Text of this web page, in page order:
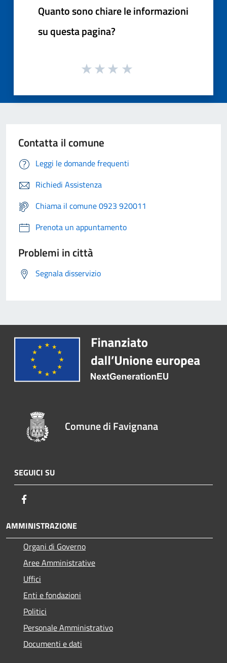
Quanto sono chiare le informazioni
su questa pagina?
Contatta il comune
Leggi le domande frequenti
Richiedi Assistenza
Chiama il comune 0923 920011
Prenota un appuntamento
Problemi in città
Segnala disservizio
Comune di Favignana
SEGUICI SU
AMMINISTRAZIONE
Organi di Governo
Aree Amministrative
Uffici
Enti e fondazioni
Politici
Personale Amministrativo
Documenti e dati